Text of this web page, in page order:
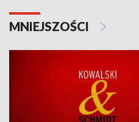
MNIEJSZOŚCI